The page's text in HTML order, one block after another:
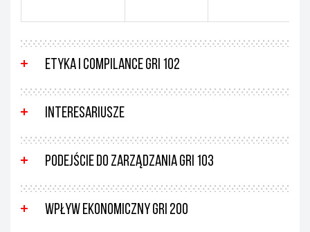
Etyka i compilance GRI 102
Interesariusze
Podejście do zarządzania GRI 103
Wpływ ekonomiczny GRI 200